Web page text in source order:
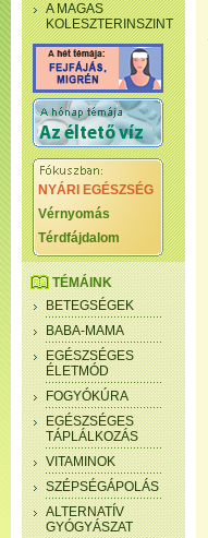
A MAGAS
KOLESZTERINSZINT
NYÁRI EGÉSZSÉG
Vérnyomás
Térdfájdalom
TÉMÁINK
BETEGSÉGEK
BABA-MAMA
EGÉSZSÉGES
ÉLETMÓD
FOGYÓKÚRA
EGÉSZSÉGES
TÁPLÁLKOZÁS
VITAMINOK
SZÉPSÉGÁPOLÁS
ALTERNATÍV
GYÓGYÁSZAT